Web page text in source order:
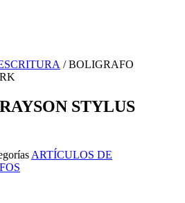
/ BOLIGRAFO
STYLUS
ARTÍCULOS DE